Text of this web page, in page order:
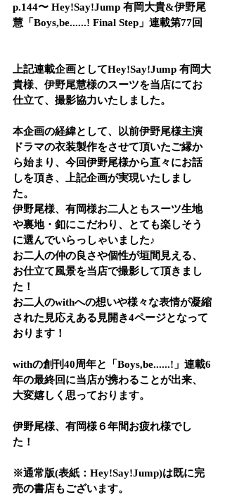
p.144〜 Hey!Say!Jump 有岡大貴&伊野尾
慧「Boys,be......! Final Step」連載第77回
上記連載企画としてHey!Say!Jump 有岡大
貴様、伊野尾慧様のスーツを当店にてお
仕立て、撮影協力いたしました。
本企画の経緯として、以前伊野尾様主演
ドラマの衣装製作をさせて頂いたご縁か
ら始まり、今回伊野尾様から直々にお話
しを頂き、上記企画が実現いたしまし
た。
伊野尾様、有岡様お二人ともスーツ生地
や裏地・釦にこだわり、とても楽しそう
に選んでいらっしゃいました♪
お二人の仲の良さや個性が垣間見える、
お仕立て風景を当店で撮影して頂きまし
た！
お二人のwithへの想いや様々な表情が凝縮
された見応えある見開き4ページとなって
おります！
withの創刊40周年と「Boys,be......!」連載6
年の最終回に当店が携わることが出来、
大変嬉しく思っております。
⁡伊野尾様、有岡様６年間お疲れ様でし
た！
※通常版(表紙：Hey!Say!Jump)は既に完
売の書店もございます。